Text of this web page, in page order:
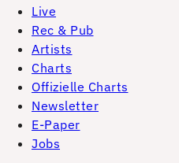
Live
Rec & Pub
Artists
Charts
Offizielle Charts
Newsletter
E-Paper
Jobs